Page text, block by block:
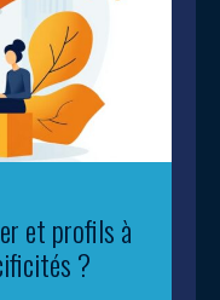
et profils à
?